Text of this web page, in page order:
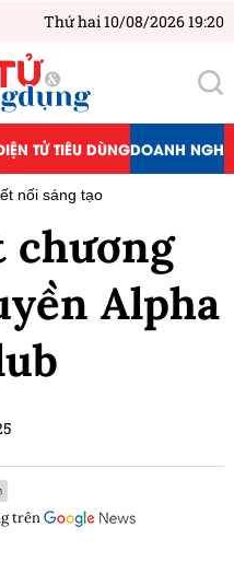
Thứ hai 10/08/2026 19:20
TỬ TIÊU DÙNGDOANH
nối sáng tạo
chương
Alpha
trên